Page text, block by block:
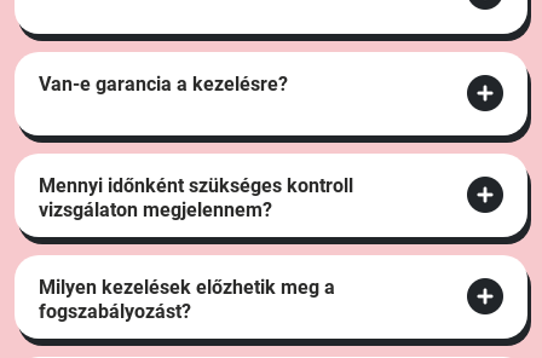
Van-e garancia a kezelésre?
Mennyi időnként szükséges kontroll
vizsgálaton megjelennem?
Milyen kezelések előzhetik meg a
fogszabályozást?